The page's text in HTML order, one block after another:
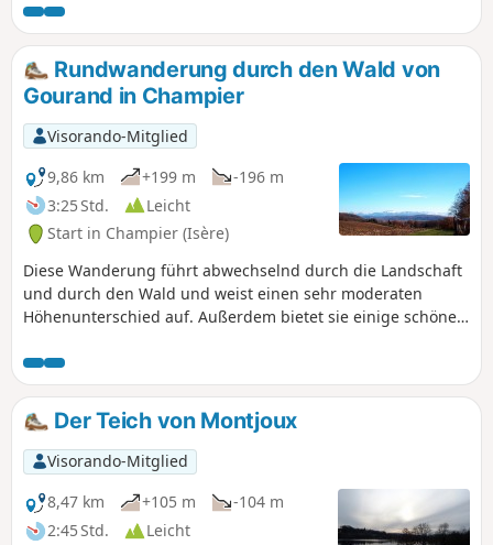
Ihnen Ausblicke auf die umliegenden
Gipfel: Chartreuse, Vercors, Monts du
Pilat, Monts du Lyonnais. Die beiden V
stehen für die Orte Vernondière und
Vernay.
Rundwanderung durch den Wald von
Gourand in Champier
Visorando-Mitglied
9,86 km
+199 m
-196 m
3:25 Std.
Leicht
Start in Champier (Isère)
Diese Wanderung führt abwechselnd durch die Landschaft
und durch den Wald und weist einen sehr moderaten
Höhenunterschied auf. Außerdem bietet sie einige schöne
Der Teich von Montjoux
Visorando-Mitglied
8,47 km
+105 m
-104 m
2:45 Std.
Leicht